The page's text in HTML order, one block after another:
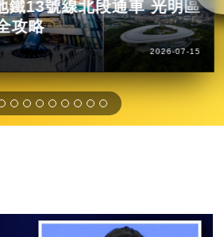
鐵13號線北段通車 光明區
攻略
2026-07-15